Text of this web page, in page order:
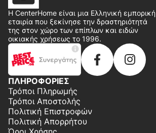
Η CenterHome είναι μια Ελληνική εμπορική
εταιρία που ξεκίνησε την δραστηριότητά
της στον χώρο των επίπλων και ειδών
οικιακής χρήσεως το 1996.
ΠΛΗΡΟΦΟΡΙΕΣ
Τρόποι Πληρωμής
Τρόποι Αποστολής
Πολιτική Επιστροφών
Πολιτική Απορρήτου